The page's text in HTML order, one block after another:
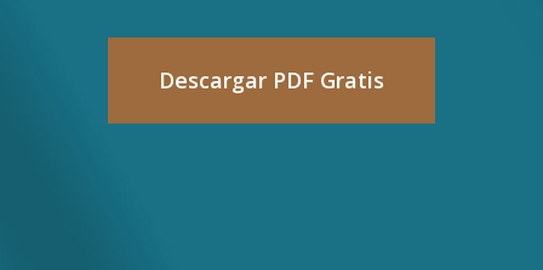
Descargar PDF Gratis